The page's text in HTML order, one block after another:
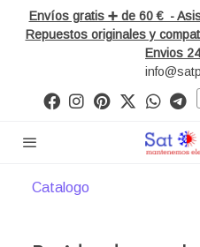
Envíos gratis ➕ de 60 € -
Repuestos originales y
Envios
Catalogo